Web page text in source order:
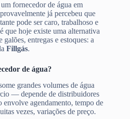
fornecedor de água em
já percebeu que
pode ser caro, trabalhoso e
que hoje existe uma alternativa
entregas e estoques: a
Fillgás.
de água?
grandes volumes de água
— depende de distribuidores
envolve agendamento, tempo de
vezes, variações de preço.